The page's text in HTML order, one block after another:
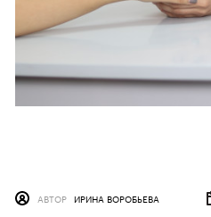
АВТОР ИРИНА ВОРОБЬЕВА